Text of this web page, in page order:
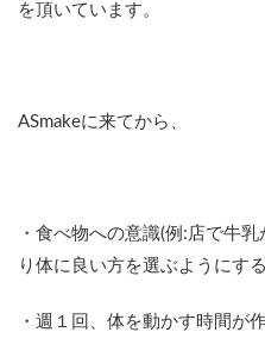
を頂いています。
ASmakeに来てから、
・食べ物への意識(例:店で牛
り体に良い方を選ぶようにす
・週１回、体を動かす時間が作